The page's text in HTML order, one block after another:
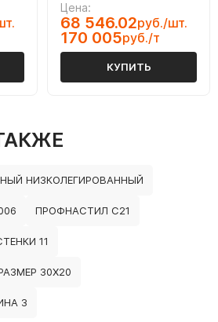
Цена:
68 546.02руб./шт.
170 005руб./т
КУПИТЬ
НИЗКОЛЕГИРОВАННЫЙ
ПРОФНАСТИЛ С21
11
30Х20
3